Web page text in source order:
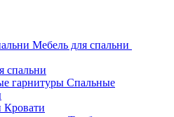
Мебель для спальни
спальни
Спальные
Кровати